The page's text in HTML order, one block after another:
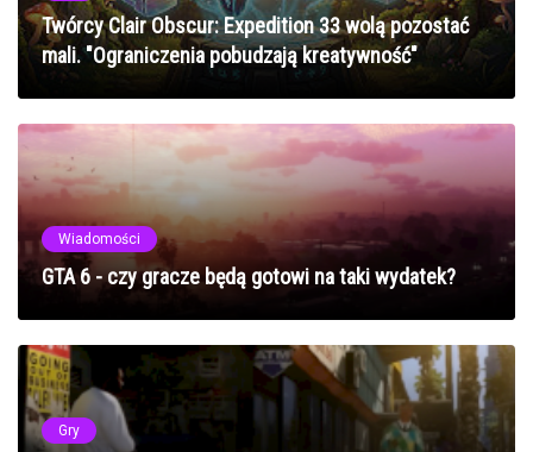
Twórcy Clair Obscur: Expedition 33 wolą pozostać
mali. "Ograniczenia pobudzają kreatywność"
Wiadomości
GTA 6 - czy gracze będą gotowi na taki wydatek?
Gry